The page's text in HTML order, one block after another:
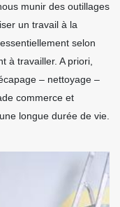
munir des outillages
un travail à la
selon
à travailler. A priori,
– nettoyage –
commerce et
longue durée de vie.